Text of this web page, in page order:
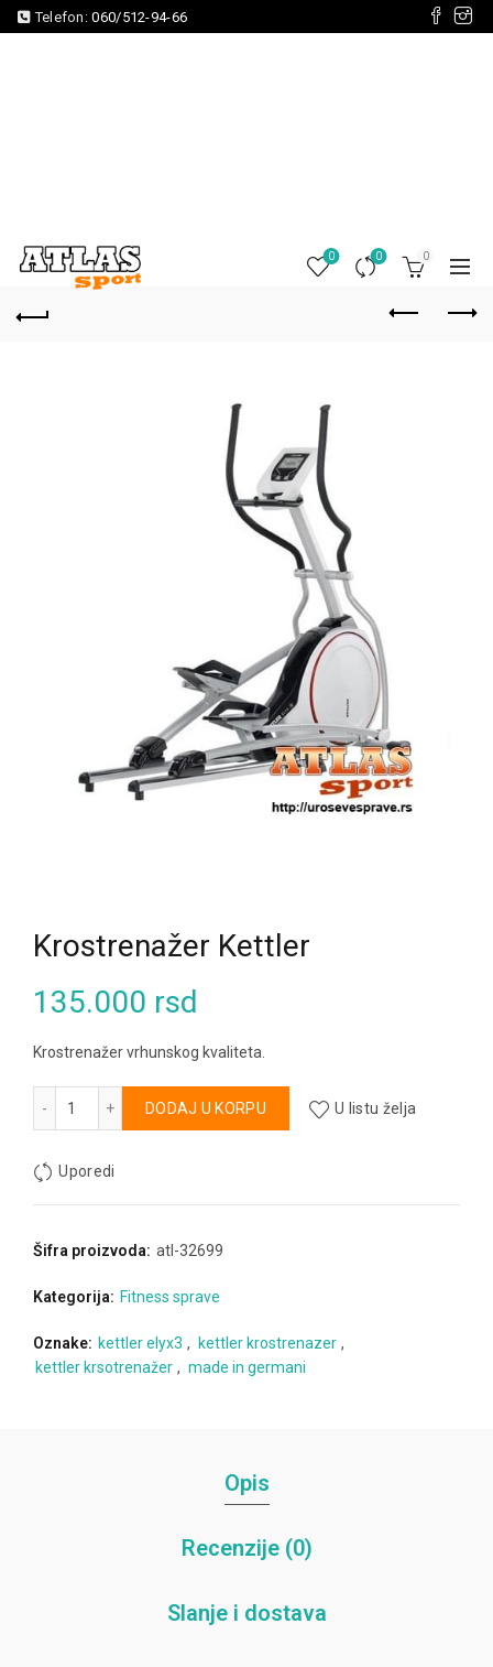
Telefon:060/512-94-66
0 0 0
Krostrenažer Kettler
135.000 rsd
Krostrenažer vrhunskog kvaliteta.
Krostrenažer Kettler količina
DODAJ U KORPU
Alternative:
U listu želja
Uporedi
Šifra proizvoda: atl-32699
Kategorija: Fitness sprave
Oznake: kettler elyx3 , kettler krostrenazer ,
kettler krsotrenažer , made in germani
Opis
Recenzije (0)
Slanje i dostava